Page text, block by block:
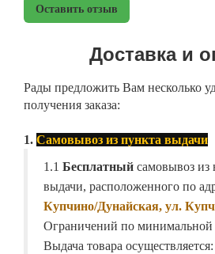
Оставить отзыв
Доставка и
Рады предложить Вам несколько
получения заказа:
1. Самовывоз из пункта выдачи
1.1 Бесплатный самовывоз из
выдачи, расположенного по
Купчино/Дунайская, ул.
Ограничений по минимальной
Выдача товара осуществляется: